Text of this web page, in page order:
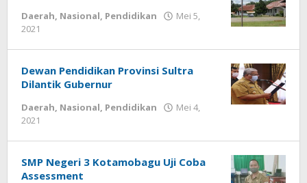
Daerah, Nasional, Pendidikan
Mei 5,
2021
Dewan Pendidikan Provinsi Sultra
Dilantik Gubernur
Daerah, Nasional, Pendidikan
Mei 4,
2021
SMP Negeri 3 Kotamobagu Uji Coba
Assessment